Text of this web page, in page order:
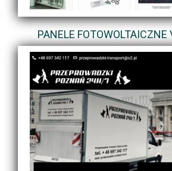
PANELE FOTOWOLTAICZNE